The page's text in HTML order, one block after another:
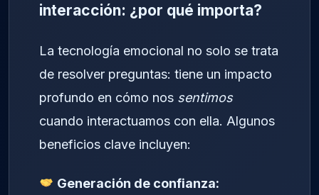
interacción: ¿por qué importa?
La tecnología emocional no solo se trata
de resolver preguntas: tiene un impacto
profundo en cómo nos sentimos
cuando interactuamos con ella. Algunos
beneficios clave incluyen:
Generación de confianza: